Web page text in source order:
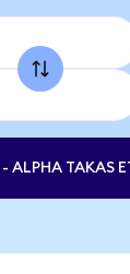
ALPHA TAKAS